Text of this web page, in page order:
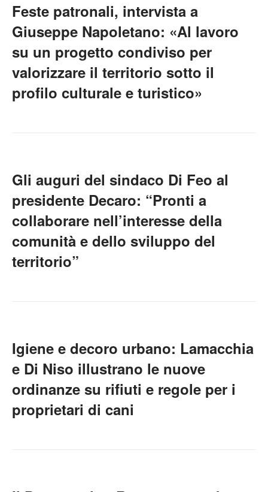
Feste patronali, intervista a
Giuseppe Napoletano: «Al lavoro
su un progetto condiviso per
valorizzare il territorio sotto il
profilo culturale e turistico»
Gli auguri del sindaco Di Feo al
presidente Decaro: “Pronti a
collaborare nell’interesse della
comunità e dello sviluppo del
territorio”
Igiene e decoro urbano: Lamacchia
e Di Niso illustrano le nuove
ordinanze su rifiuti e regole per i
proprietari di cani